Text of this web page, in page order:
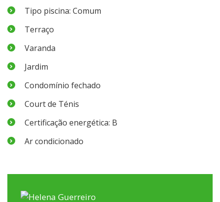
Tipo piscina: Comum
Terraço
Varanda
Jardim
Condomínio fechado
Court de Ténis
Certificação energética: B
Ar condicionado